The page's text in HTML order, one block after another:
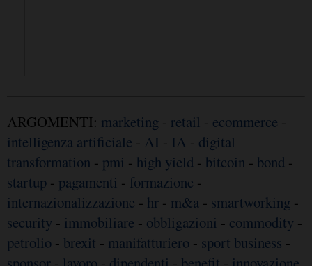
ARGOMENTI: marketing - retail - ecommerce -
intelligenza artificiale - AI - IA - digital
transformation - pmi - high yield - bitcoin - bond -
startup - pagamenti - formazione -
internazionalizzazione - hr - m&a - smartworking -
security - immobiliare - obbligazioni - commodity -
petrolio - brexit - manifatturiero - sport business -